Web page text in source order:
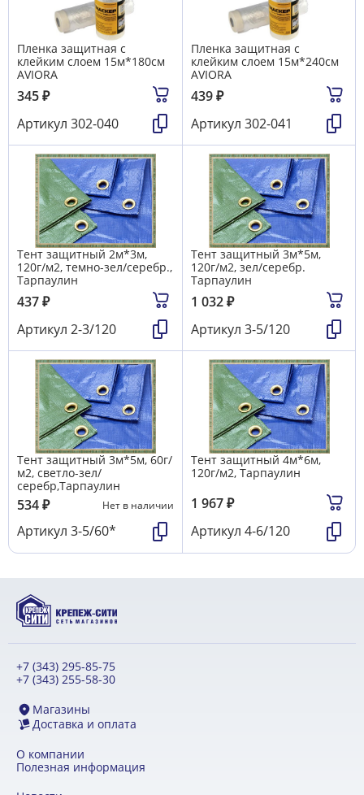
Пленка защитная с
клейким слоем 15м*180см
AVIORA
345₽
Артикул 302-040
Пленка защитная с
клейким слоем 15м*240см
AVIORA
439₽
Артикул 302-041
Тент защитный 2м*3м,
120г/м2, темно-зел/серебр.,
Тарпаулин
437₽
Артикул 2-3/120
Тент защитный 3м*5м,
120г/м2, зел/серебр.
Тарпаулин
1 032₽
Артикул 3-5/120
Тент защитный 3м*5м, 60г/
м2, светло-зел/
серебр,Тарпаулин
534₽ Нет в наличии
Артикул 3-5/60*
Тент защитный 4м*6м,
120г/м2, Тарпаулин
1 967₽
Артикул 4-6/120
+7 (343) 295-85-75
+7 (343) 255-58-30
Магазины
Доставка и оплата
О компании
Полезная информация